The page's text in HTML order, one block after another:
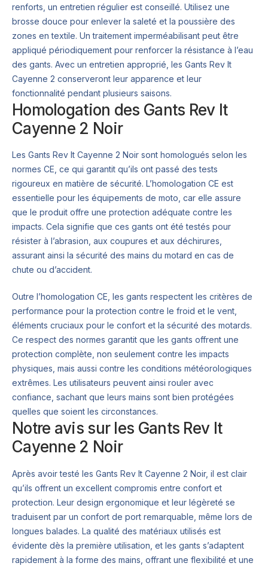
renforts, un entretien régulier est conseillé. Utilisez une
brosse douce pour enlever la saleté et la poussière des
zones en textile. Un traitement imperméabilisant peut être
appliqué périodiquement pour renforcer la résistance à l’eau
des gants. Avec un entretien approprié, les Gants Rev It
Cayenne 2 conserveront leur apparence et leur
fonctionnalité pendant plusieurs saisons.
Homologation des Gants Rev It
Cayenne 2 Noir
Les Gants Rev It Cayenne 2 Noir sont homologués selon les
normes CE, ce qui garantit qu’ils ont passé des tests
rigoureux en matière de sécurité. L’homologation CE est
essentielle pour les équipements de moto, car elle assure
que le produit offre une protection adéquate contre les
impacts. Cela signifie que ces gants ont été testés pour
résister à l’abrasion, aux coupures et aux déchirures,
assurant ainsi la sécurité des mains du motard en cas de
chute ou d’accident.
Outre l’homologation CE, les gants respectent les critères de
performance pour la protection contre le froid et le vent,
éléments cruciaux pour le confort et la sécurité des motards.
Ce respect des normes garantit que les gants offrent une
protection complète, non seulement contre les impacts
physiques, mais aussi contre les conditions météorologiques
extrêmes. Les utilisateurs peuvent ainsi rouler avec
confiance, sachant que leurs mains sont bien protégées
quelles que soient les circonstances.
Notre avis sur les Gants Rev It
Cayenne 2 Noir
Après avoir testé les Gants Rev It Cayenne 2 Noir, il est clair
qu’ils offrent un excellent compromis entre confort et
protection. Leur design ergonomique et leur légèreté se
traduisent par un confort de port remarquable, même lors de
longues balades. La qualité des matériaux utilisés est
évidente dès la première utilisation, et les gants s’adaptent
rapidement à la forme des mains, offrant une flexibilité et une